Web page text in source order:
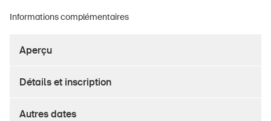
Bâtiments et installations
Enfants
École
Informations complémentaires
Aperçu
Détails et inscription
Autres dates